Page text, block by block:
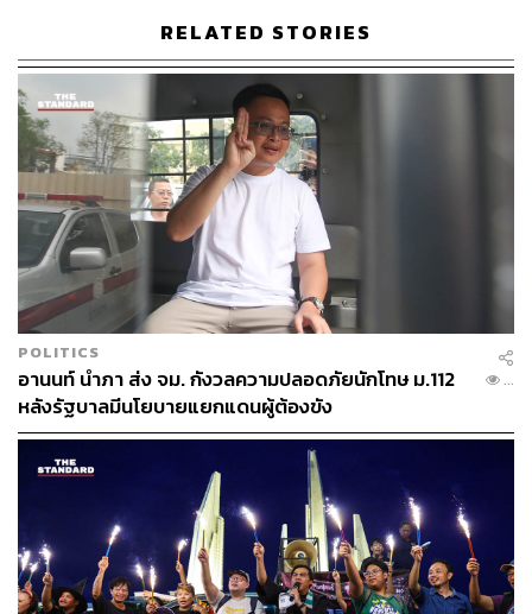
ภาพประกอบ: เทียนจรัส วงศ์พิเศษกุล
TAGS: อานนท์ นำภา
ไมค์-ภาณุพงศ์ จาดนอก
การเมืองและการปกครองไทย
สิริพัชระ จึงธีรพานิช
สมยศ พฤกษาเกษมสุข
อาทิตยา พรพรม
นักโทษทางการเมือง
เพนกวิน-พริษฐ์ ชิวารักษ์
ศาลรัฐธรรมนูญ
นักกิจกรรมทางการเมือง
ณฐพร โตประยูร
การปฏิรูปสถาบันฯ​
อั๋ว-จุฑาทิพย์ ศิริขันธ์
การชุมนุมทางการเมือง
รุ้ง-ปนัสยา สิทธิจิรวัฒนกุล
LOADING...
RELATED STORIES
POLITICS
อานนท์ นำภา ส่ง จม. กังวลความปลอดภัยนักโทษ ม.112
หลังรัฐบาลมีนโยบายแยกแดนผู้ต้องขัง
...